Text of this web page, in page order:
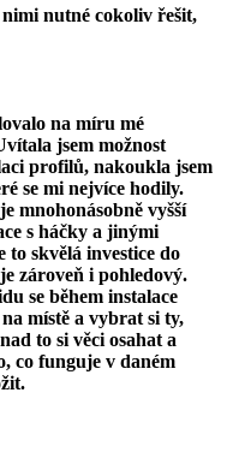
nutné cokoliv řešit,
na míru mé
jsem možnost
profilů, nakoukla jsem
se mi nejvíce hodily.
mnohonásobně vyšší
s háčky a jinými
to skvělá investice do
zároveň i pohledový.
se během instalace
místě a vybrat si ty,
to si věci osahat a
co funguje v daném